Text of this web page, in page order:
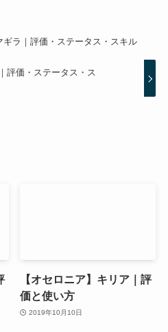
ギラ｜評価・ステータス・スキル
評価・ステータス・ス
【オセロニア】キリア｜評
価と使い方
2019年10月10日